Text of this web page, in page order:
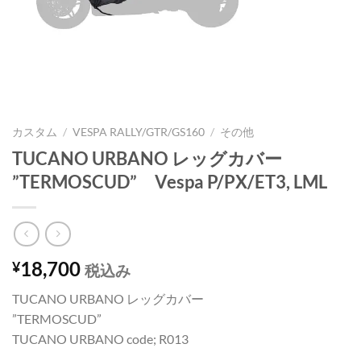
カスタム / VESPA RALLY/GTR/GS160 / その他
TUCANO URBANO レッグカバー
”TERMOSCUD” Vespa P/PX/ET3, LML
¥18,700 税込み
TUCANO URBANO レッグカバー
”TERMOSCUD”
TUCANO URBANO code; R013